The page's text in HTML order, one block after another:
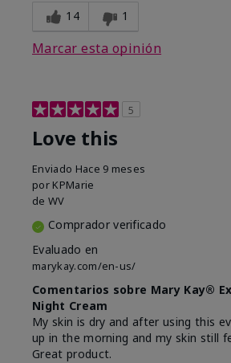
14 1
Marcar esta opinión
5
Love this
Enviado Hace 9 meses
por KPMarie
de WV
Comprador verificado
Evaluado en
marykay.com/en-us/
Comentarios sobre Mary Kay®
Night Cream
My skin is dry and after using this
up in the morning and my skin still
Great product.